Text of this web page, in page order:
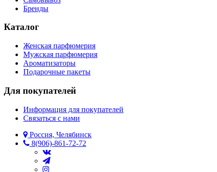
Бренды
Каталог
Женская парфюмерия
Мужская парфюмерия
Ароматизаторы
Подарочные пакеты
Для покупателей
Информация для покупателей
Связаться с нами
Россия, Челябинск
8(906)-861-72-72